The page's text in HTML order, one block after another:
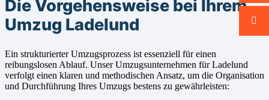
Die Vorgehensweise bei Ihrem
Umzug Ladelund
Ein strukturierter Umzugsprozess ist essenziell für einen
reibungslosen Ablauf. Unser Umzugsunternehmen für Ladelund
verfolgt einen klaren und methodischen Ansatz, um die Organisation
und Durchführung Ihres Umzugs bestens zu gewährleisten: